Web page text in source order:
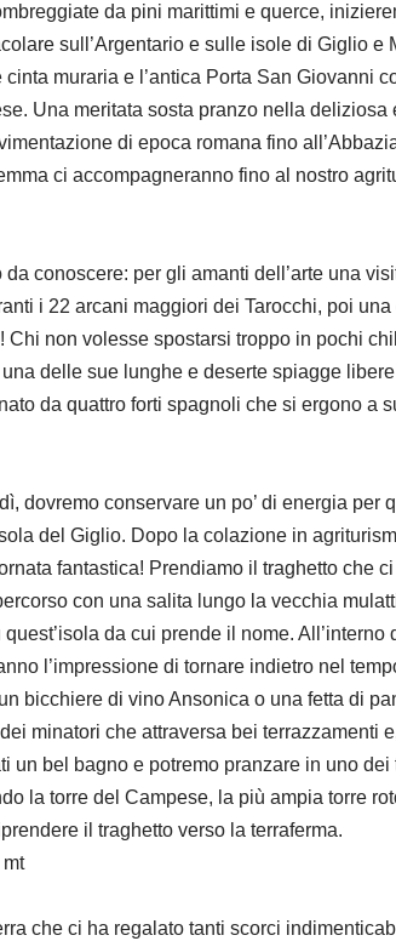
da pini marittimi e querce,
sull’Argentario e sulle isole di Giglio e
muraria e l’antica Porta San Giovanni
Una meritata sosta pranzo nella
di epoca romana fino
ci accompagneranno fino al nostro
conoscere: per gli amanti dell’arte una
i 22 arcani maggiori dei Tarocchi, poi
non volesse spostarsi troppo in pochi
delle sue lunghe e deserte spiagge
da quattro forti spagnoli che si ergono a
dovremo conservare un po’ di energia per
del Giglio. Dopo la colazione in
fantastica! Prendiamo il traghetto che ci
con una salita lungo la vecchia
da cui prende il nome.
l’impressione di tornare indietro nel
bicchiere di vino Ansonica o una fetta di
minatori che attraversa bei terrazzamenti
un bel bagno e potremo pranzare in uno
la torre del Campese, la più ampia torre
il traghetto verso la terraferma.
che ci ha regalato tanti scorci